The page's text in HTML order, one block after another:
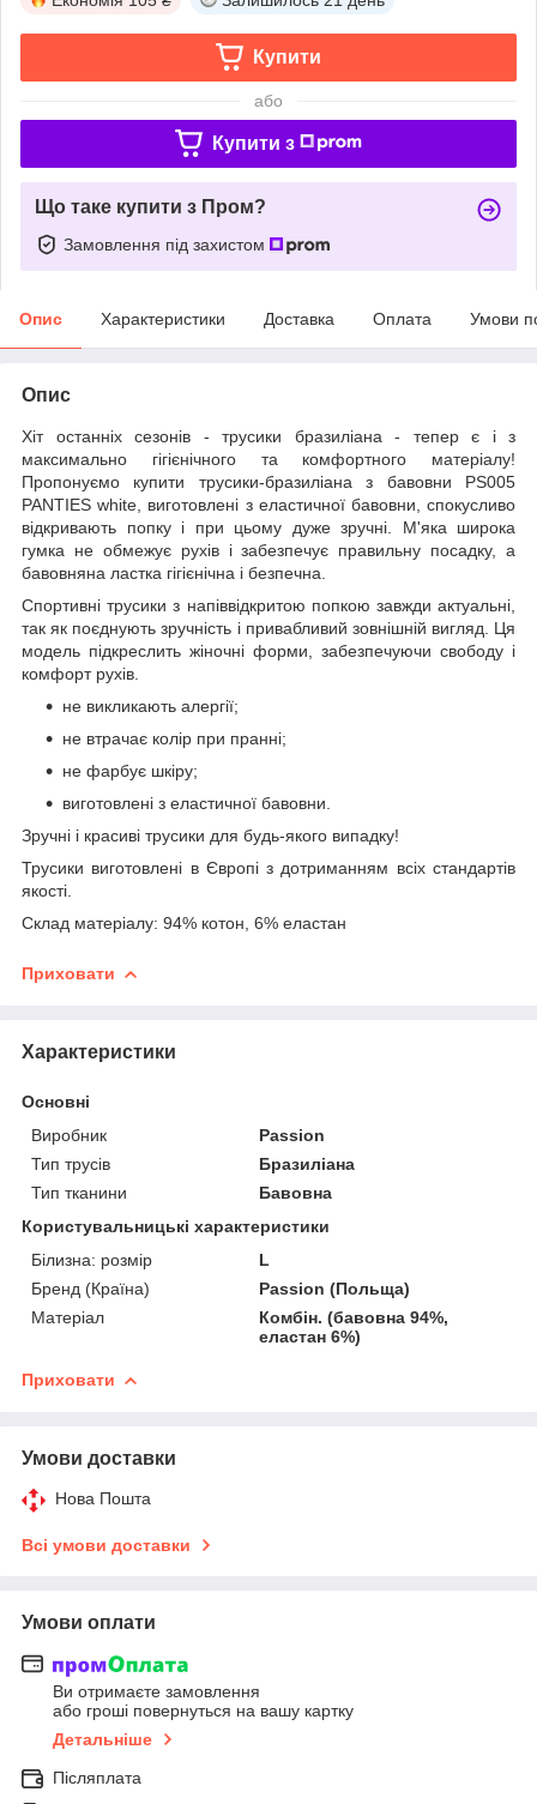
Купити
або
Купити з
Що таке купити з Пром?
Замовлення під захистом
Опис Характеристики Доставка Оплата Умови
Опис
Хіт останніх сезонів - трусики бразиліана - тепер є і з
максимально гігієнічного та комфортного матеріалу!
Пропонуємо купити трусики-бразиліана з бавовни PS005
PANTIES white, виготовлені з еластичної бавовни, спокусливо
відкривають попку і при цьому дуже зручні. М'яка широка
гумка не обмежує рухів і забезпечує правильну посадку, а
бавовняна ластка гігієнічна і безпечна.
Спортивні трусики з напіввідкритою попкою завжди актуальні,
так як поєднують зручність і привабливий зовнішній вигляд. Ця
модель підкреслить жіночні форми, забезпечуючи свободу і
комфорт рухів.
не викликають алергії;
не втрачає колір при пранні;
не фарбує шкіру;
виготовлені з еластичної бавовни.
Зручні і красиві трусики для будь-якого випадку!
Трусики виготовлені в Європі з дотриманням всіх стандартів
якості.
Склад матеріалу: 94% котон, 6% еластан
Приховати
Характеристики
Основні
Виробник
Passion
Тип трусів
Бразиліана
Тип тканини
Бавовна
Користувальницькі характеристики
Білизна: розмір
L
Бренд (Країна)
Passion (Польща)
Матеріал
Комбін. (бавовна 94%,
еластан 6%)
Приховати
Умови доставки
Нова Пошта
Всі умови доставки
Умови оплати
Ви отримаєте замовлення
або гроші повернуться на вашу картку
Детальніше
Післяплата